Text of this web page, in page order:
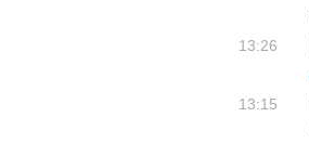
13:26
13:15